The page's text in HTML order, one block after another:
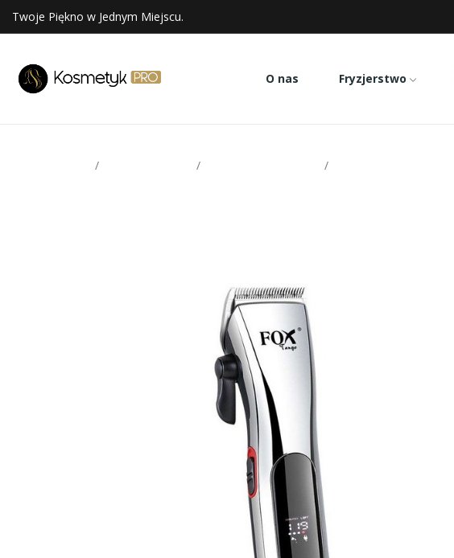
Twoje Piękno w Jednym Miejscu.
O nas Fryzjerstwo